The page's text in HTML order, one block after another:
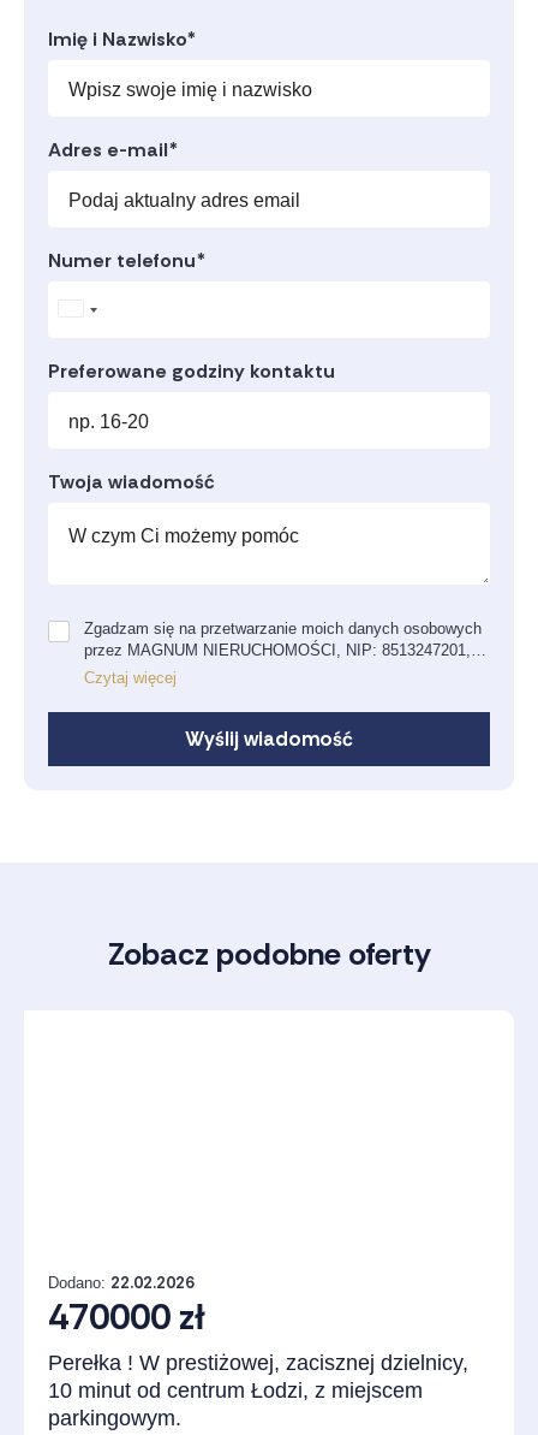
Imię i Nazwisko*
Adres e-mail*
Numer telefonu*
Poland
Preferowane godziny kontaktu
Twoja wiadomość
Zgadzam się na przetwarzanie moich danych osobowych
przez MAGNUM NIERUCHOMOŚCI, NIP: 8513247201,
REGON: 385826397 w celu w celu kontaktu z Tobą na
czyli informacji o produktach blogowych, usługach,
promocjach lub nowościach oraz webinarach zgodnie
Czytaj więcej
Wyślij wiadomość
Zobacz podobne oferty
Dodano: 22.02.2026
470000 zł
Perełka ! W prestiżowej, zacisznej dzielnicy,
10 minut od centrum Łodzi, z miejscem
parkingowym.